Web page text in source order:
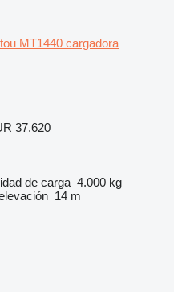
MT1440 cargadora
37.620
de carga 4.000 kg
14 m